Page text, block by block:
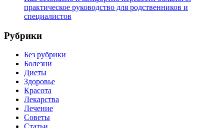
практическое руководство для родственников и
специалистов
Рубрики
Без рубрики
Болезни
Диеты
Здоровье
Красота
Лекарства
Лечение
Советы